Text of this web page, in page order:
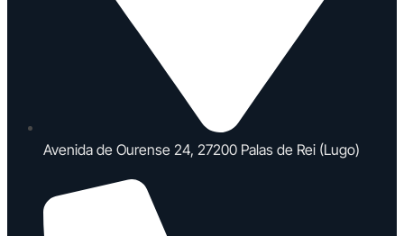
Avenida de Ourense 24, 27200 Palas de Rei (Lugo)